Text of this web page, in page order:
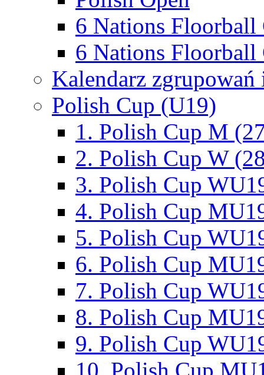
6 Nations Floorball
6 Nations Floorball
Kalendarz
Polish Cup (U19)
1. Polish Cup M
2. Polish Cup W
3. Polish Cup
4. Polish Cup
5. Polish Cup
6. Polish Cup
7. Polish Cup
8. Polish Cup
9. Polish Cup
10. Polish Cup